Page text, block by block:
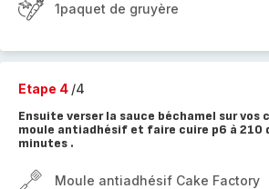
1paquet de gruyère
Etape 4 /4
Ensuite verser la sauce béchamel sur vos
moule antiadhésif et faire cuire p6 à 210
minutes .
Moule antiadhésif Cake Factory